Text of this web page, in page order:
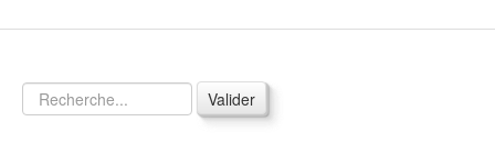
Vos garanties
Valider